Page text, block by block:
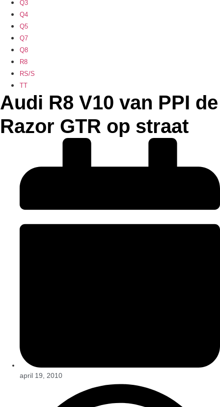
Q3
Q4
Q5
Q7
Q8
R8
RS/S
TT
Audi R8 V10 van PPI de
Razor GTR op straat
april 19, 2010